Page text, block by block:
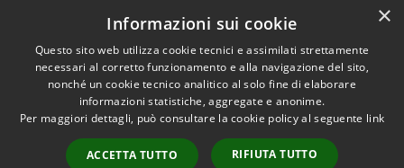
Dichiarazione di accessibilità
Accessibilità
Copyright © 2026 • Comune di
Novedrate • Powered by
Municipium•
Accesso
×
Informazioni sui cookie
Questo sito web utilizza cookie tecnici e assimilati strettamente
necessari al corretto funzionamento e alla navigazione del sito,
nonché un cookie tecnico analitico al solo fine di elaborare
informazioni statistiche, aggregate e anonime.
Per maggiori dettagli, può consultare la cookie policy al seguente link
ACCETTA TUTTO RIFIUTA TUTTO